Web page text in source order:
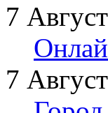
7
7